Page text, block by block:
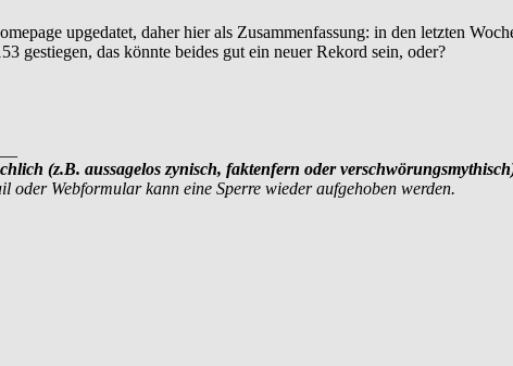
upgedatet, daher hier als Zusammenfassung: in den
gestiegen, das könnte beides gut ein neuer Rekord sein, oder?
(z.B. aussagelos zynisch, faktenfern oder
Webformular kann eine Sperre wieder aufgehoben werden.